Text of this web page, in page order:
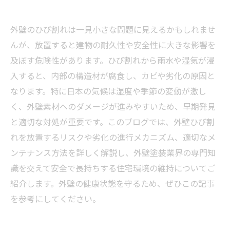
外壁のひび割れは一見小さな問題に見えるかもしれませ
んが、放置すると建物の耐久性や安全性に大きな影響を
及ぼす危険性があります。ひび割れから雨水や湿気が浸
入すると、内部の構造材が腐食し、カビや劣化の原因と
なります。特に日本の気候は湿度や季節の変動が激し
く、外壁素材へのダメージが進みやすいため、早期発見
と適切な対処が重要です。このブログでは、外壁ひび割
れを放置するリスクや劣化の進行メカニズム、適切なメ
ンテナンス方法を詳しく解説し、外壁塗装業界の専門知
識を交えて安全で長持ちする住宅環境の維持についてご
紹介します。外壁の健康状態を守るため、ぜひこの記事
を参考にしてください。